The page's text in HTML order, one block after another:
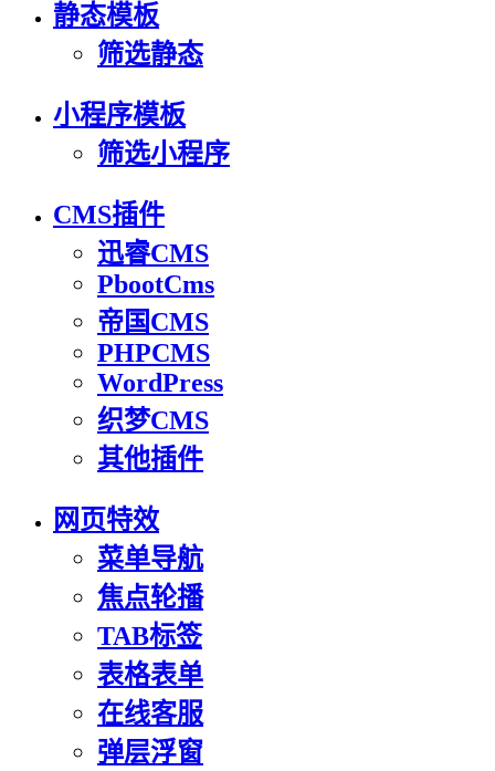
静态模板
筛选静态
小程序模板
筛选小程序
CMS插件
迅睿CMS
PbootCms
帝国CMS
PHPCMS
WordPress
织梦CMS
其他插件
网页特效
菜单导航
焦点轮播
TAB标签
表格表单
在线客服
弹层浮窗